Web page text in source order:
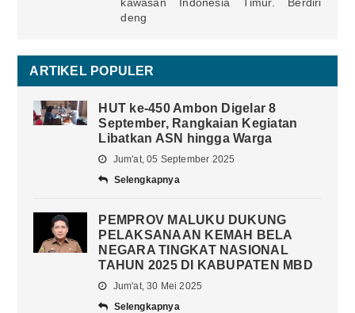
deng
ARTIKEL POPULER
HUT ke-450 Ambon Digelar 8
September, Rangkaian Kegiatan
Libatkan ASN hingga Warga
Jum'at, 05 September 2025
Selengkapnya
PEMPROV MALUKU DUKUNG
PELAKSANAAN KEMAH BELA
NEGARA TINGKAT NASIONAL
TAHUN 2025 DI KABUPATEN MBD
Jum'at, 30 Mei 2025
Selengkapnya